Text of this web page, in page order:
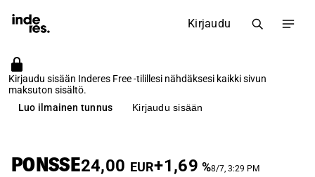
Kirjaudu
Kirjaudu sisään Inderes Free -tilillesi nähdäksesi kaikki sivun
maksuton sisältö.
Luo ilmainen tunnus
Kirjaudu sisään
PONSSE24,00 EUR+1,69 %8/7, 3:29 PM